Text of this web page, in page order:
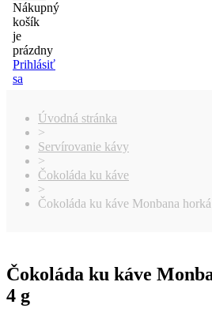
Nákupný
košík
je
prázdny
Prihlásiť
sa
Úvodná stránka
>
Servírovanie kávy
>
Čokoláda ku káve
>
Čokoláda ku káve Monbana
Čokoláda ku káve
4 g